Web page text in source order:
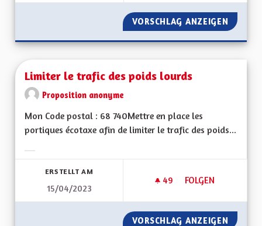
VORSCHLAG ANZEIGEN
Limiter le trafic des poids lourds
Proposition anonyme
Mon Code postal : 68 740Mettre en place les
portiques écotaxe afin de limiter le trafic des poids...
ERSTELLT AM
15/04/2023
49 49 FOLLOWER
FOLGEN
LIMITER LE TRAFIC
VORSCHLAG ANZEIGEN